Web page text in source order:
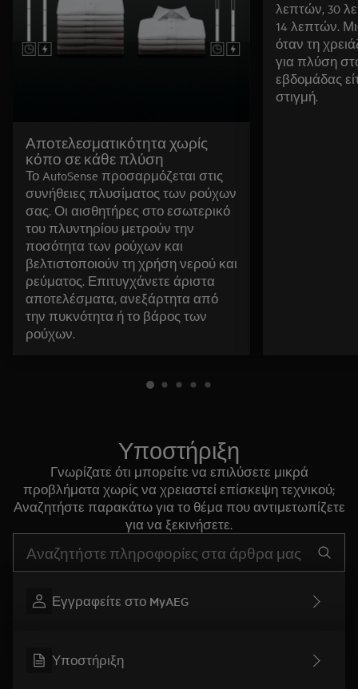
Αποτελεσματικότητα χωρίς
κόπο σε κάθε πλύση
Το AutoSense προσαρμόζεται στις
συνήθειες πλυσίματος των ρούχων
σας. Οι αισθητήρες στο εσωτερικό
του πλυντηρίου μετρούν την
ποσότητα των ρούχων και
βελτιστοποιούν τη χρήση νερού και
ρεύματος. Επιτυγχάνετε άριστα
αποτελέσματα, ανεξάρτητα από
την πυκνότητα ή το βάρος των
ρούχων.
λεπτών, 30
14 λεπτών.
όταν τη
για πλύση
εβδομάδας
στιγμή.
Υποστήριξη
Γνωρίζατε ότι μπορείτε να επιλύσετε μικρά
προβλήματα χωρίς να χρειαστεί επίσκεψη τεχνικού;
Αναζητήστε παρακάτω για το θέμα που αντιμετωπίζετε
για να ξεκινήσετε.
Εγγραφείτε στο MyAEG
Υποστήριξη